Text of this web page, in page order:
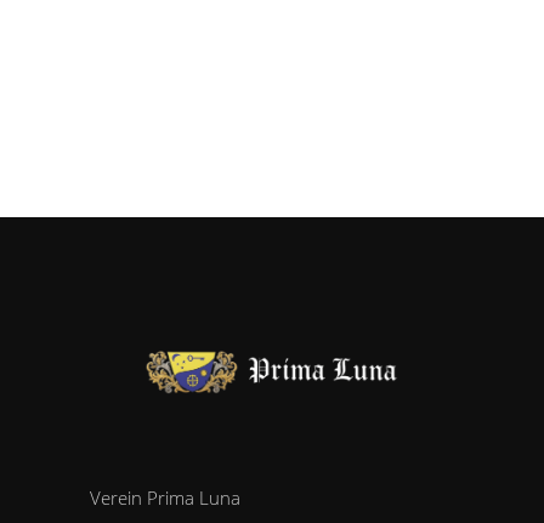
Verein Prima Luna